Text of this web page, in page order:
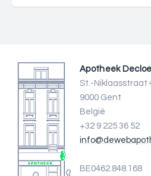
Apotheek
St.-Niklaasstraat
9000 Gent
België
+32 9 225 36 52
BE0462.848.168